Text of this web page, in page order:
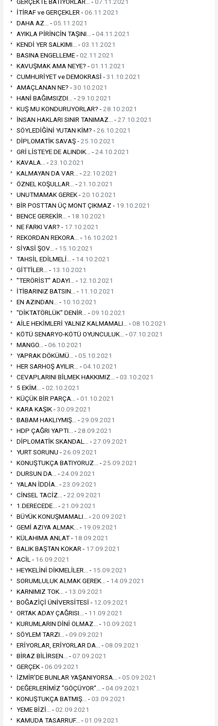
İTİRAF ve GERÇEKLER -06.11.2021
DAHA AZ... -05.11.2021
AYIKLA PİRİNCİN TAŞINI... -04.11.2021
KENDİ YER SALKIMI... -03.11.2021
BASINA ENGELLEME -02.11.2021
KAVUŞMAK AMA NEYE? -01.11.2021
CUMHURİYET ve DEMOKRASİ -31.10.2021
AMAÇLANAN NE? -30.10.2021
HANİ BAĞIMSIZDI... -29.10.2021
KUŞ MU KONDURUYORLAR? -28.10.2021
İNSAN HAKLARI SINIR TANIMAZ... -27.10.2021
SÖYLEDİĞİNİ YUTAN KİM? -26.10.2021
DİPLOMATİK SAVAŞ -25.10.2021
GRİ LİSTEYE DE ALINDIK... -24.10.2021
KAVALA... -23.10.2021
KALMAYAN DA VAR... -22.10.2021
ÖZNEL KOŞULLAR... -21.10.2021
UNUTMAMAK GEREK -20.10.2021
BİR POSTTAN ÜÇ MONT ÇIKMAZ - 19.10.2021
BENCE GEREKİR... - 18.10.2021
NE FARKI VAR? - 17.10.2021
REKORDAN REKORA... - 16.10.2021
SİYASİ ŞOV... - 15.10.2021
TAHSİL EDİLMELİ... - 14.10.2021
GİTTİLER... - 13.10.2021
"TERÖRİST" ADAYI... - 12.10.2021
İTİBARINIZ BATSIN... - 11.10.2021
EN AZINDAN... - 10.10.2021
"DİKTATÖRLÜK" DENİR... -09.10.2021
AİLE HEKİMLERİ YALNIZ KALMAMALI... -08.10.2021
KÖTÜ SENARYO-KÖTÜ OYUNCULUK... -07.10.2021
MANGO... -06.10.2021
YAPRAK DÖKÜMÜ... -05.10.2021
HER SARHOŞ AYILIR... -04.10.2021
CEVAPLARINI BİLMEK HAKKIMIZ... -03.10.2021
5 EKİM... -02.10.2021
KÜÇÜK BİR PARÇA... -01.10.2021
KARA KAŞIK -30.09.2021
BABAM HAKLIYMIŞ... -29.09.2021
HDP ÇAĞRI YAPTI... -28.09.2021
DİPLOMATİK SKANDAL... -27.09.2021
YURT SORUNU -26.09.2021
KONUŞTUKÇA BATIYORUZ... -25.09.2021
DURSUN DA... -24.09.2021
YALAN İDDİA.. -23.09.2021
CİNSEL TACİZ... -22.09.2021
1.DERECEDE... -21.09.2021
BÜYÜK KONUŞMAMALI... -20.09.2021
GEMİ AZIYA ALMAK... - 19.09.2021
KÜLAHIMA ANLAT - 18.09.2021
BALIK BAŞTAN KOKAR - 17.09.2021
ACİL - 16.09.2021
HEYKELİNİ DİKMELİLER... - 15.09.2021
SORUMLULUK ALMAK GEREK... - 14.09.2021
KARNIMIZ TOK... - 13.09.2021
BOĞAZİÇİ ÜNİVERSİTESİ - 12.09.2021
ORTAK ADAY ÇAĞRISI... - 11.09.2021
KURUMLARIN DİNİ OLMAZ... - 10.09.2021
SÖYLEM TARZI... -09.09.2021
ERİYORLAR, ERİYORLAR DA... -08.09.2021
BİRAZ BİLİRSEN... -07.09.2021
GERÇEK -06.09.2021
İZMİR'DE BUNLAR YAŞANIYORSA... -05.09.2021
DEĞERLERİMİZ "GÖÇÜYOR"... -04.09.2021
KONUŞTUKÇA BATMIŞ... -03.09.2021
YEME BİZİ... -02.09.2021
KAMUDA TASARRUF... -01.09.2021